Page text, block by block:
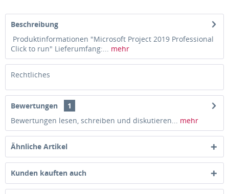
Beschreibung
Produktinformationen "Microsoft Project 2019 Professional
Click to run" Lieferumfang:... mehr
Rechtliches
Bewertungen
1
Bewertungen lesen, schreiben und diskutieren... mehr
Ähnliche Artikel
Kunden kauften auch